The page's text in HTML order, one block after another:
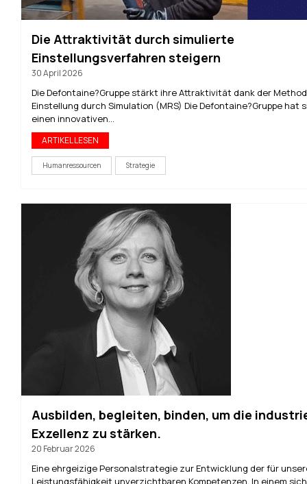
Die Attraktivität durch simulierte
Einstellungsverfahren steigern
30 April 2026
Die Defontaine?Gruppe stärkt ihre Attraktivität dank der
Einstellung durch Simulation (MRS) Die Defontaine?Gruppe hat
einen innovativen...
ARTIKEL LESEN
Humanressourcen Strategie
Ausbilden, begleiten, binden, um die
Exzellenz zu stärken.
20 Februar 2026
Eine ehrgeizige Personalstrategie zur Entwicklung der für
Leistungsfähigkeit unverzichtbaren Kompetenzen. In einem sich